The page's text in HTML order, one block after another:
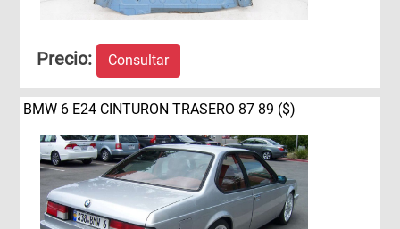
Precio: Consultar
BMW 6 E24 CINTURON TRASERO 87 89 ($)